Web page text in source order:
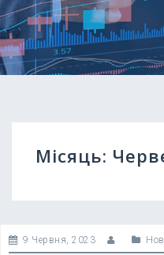
Місяць:
9 Червня, 2023